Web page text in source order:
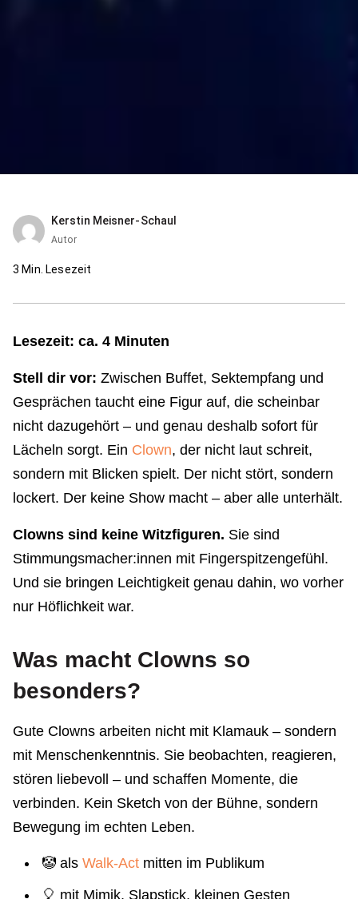
Kerstin Meisner-Schaul
Autor
3 Min. Lesezeit
Lesezeit: ca. 4 Minuten
Stell dir vor: Zwischen Buffet, Sektempfang und
Gesprächen taucht eine Figur auf, die scheinbar
nicht dazugehört – und genau deshalb sofort für
Lächeln sorgt. Ein Clown, der nicht laut schreit,
sondern mit Blicken spielt. Der nicht stört, sondern
lockert. Der keine Show macht – aber alle unterhält.
Clowns sind keine Witzfiguren. Sie sind
Stimmungsmacher:innen mit Fingerspitzengefühl.
Und sie bringen Leichtigkeit genau dahin, wo vorher
nur Höflichkeit war.
Was macht Clowns so
besonders?
Gute Clowns arbeiten nicht mit Klamauk – sondern
mit Menschenkenntnis. Sie beobachten, reagieren,
stören liebevoll – und schaffen Momente, die
verbinden. Kein Sketch von der Bühne, sondern
Bewegung im echten Leben.
🤡 als Walk-Act mitten im Publikum
🎈 mit Mimik, Slapstick, kleinen Gesten